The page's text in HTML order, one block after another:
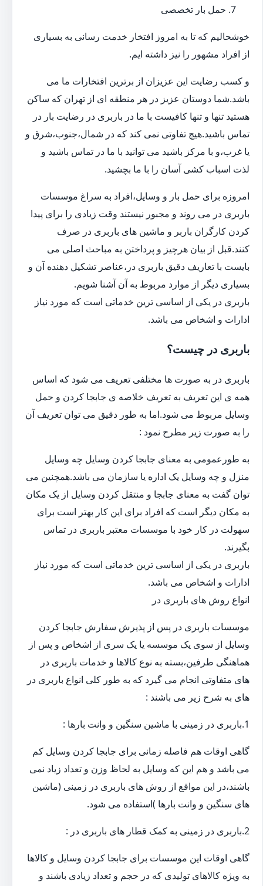
حمل بار تخصصی
خوشحالیم که تا به امروز افتخار خدمت رسانی به بسیاری
از افراد مشهور را نیز داشته ایم.
و کسب رضایت این عزیزان از برترین افتخارات ما می
باشد.شما دوستان عزیز در هر منطقه ای از تهران که ساکن
هستید تنها و تنها کافیست با ما در باربری در رضایت بار در
تماس باشید.هیچ تفاوتی نمی کند که در شمال،جنوب،شرق و
یا غرب،و با مرکز باشید می توانید با ما در تماس باشید و
لذت اسباب کشی آسان را با ما بچشید.
امروزه برای حمل بار و وسایل،افراد به سراغ موسسات
باربری در می روند و مجبور نیستند وقت زیادی را برای پیدا
کردن کارگران باربر و ماشین های باربری در صرف
کنند.قبل از بیان هرچیز و پرداختن به مباحث اصلی می
بایست با تعاریف دقیق باربری در،عناصر تشکیل دهنده آن و
بسیاری دیگر از موارد مربوط به آن آشنا شویم.
باربری در یکی از اساسی ترین خدماتی است که مورد نیاز
ادارات و اشخاص می باشد.
باربری در چیست؟
باربری در به صورت ها مختلفی تعریف می شود که اساس
همه ی این تعریف به تعریف خلاصه ی جابجا کردن و حمل
وسایل مربوط می شود.اما به طور دقیق می توان تعریف آن
را به صورت زیر مطرح نمود :
به طورعمومی به معنای جابجا کردن وسایل چه وسایل
منزل و چه وسایل یک اداره یا سازمان می باشد.همچنین می
توان گفت به معنای جابجا و منتقل کردن وسایل از یک مکان
به مکان دیگر است که افراد برای این کار بهتر است برای
سهولت در کار خود با موسسات معتبر باربری در تماس
بگیرند.
باربری در یکی از اساسی ترین خدماتی است که مورد نیاز
ادارات و اشخاص می باشد.
انواع روش های باربری در
موسسات باربری در پس از پذیرش سفارش جابجا کردن
وسایل از سوی یک موسسه یا یک سری از اشخاص و پس از
هماهنگی طرفین،بسته به نوع کالاها و خدمات باربری در
های متفاوتی انجام می گیرد که به طور کلی انواع باربری در
های به شرح زیر می باشند :
1.باربری در زمینی با ماشین سنگین و وانت بارها :
گاهی اوقات هم فاصله زمانی برای جابجا کردن وسایل کم
می باشد و هم این که وسایل به لحاظ وزن و تعداد زیاد نمی
باشند،در این مواقع از روش های باربری در زمینی (ماشین
های سنگین و وانت بارها )استفاده می شود.
2.باربری در زمینی به کمک قطار های باربری در :
گاهی اوقات این موسسات برای جابجا کردن وسایل و کالاها
به ویژه کالاهای تولیدی که در حجم و تعداد زیادی باشند و